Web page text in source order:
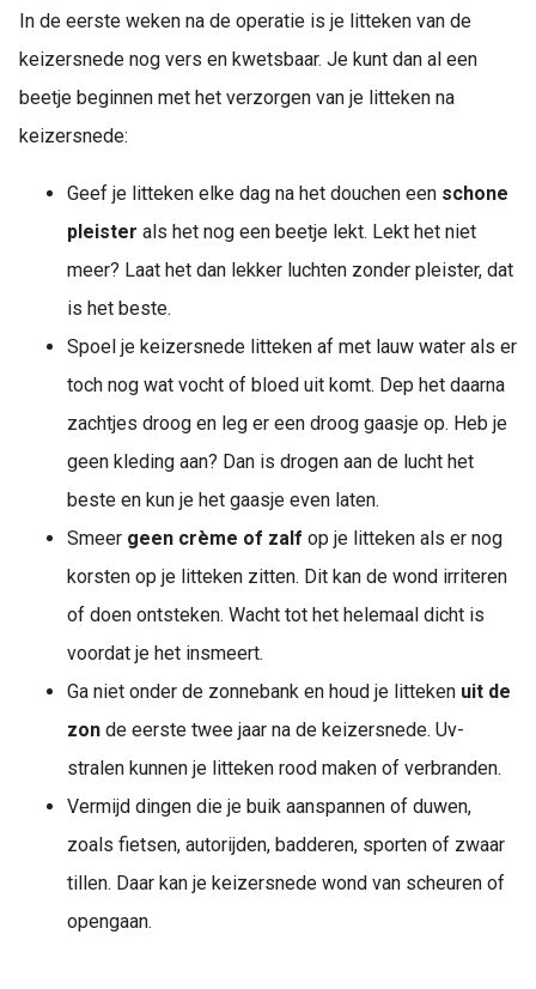
In de eerste weken na de operatie is je litteken van de
keizersnede nog vers en kwetsbaar. Je kunt dan al een
beetje beginnen met het verzorgen van je litteken na
keizersnede:
Geef je litteken elke dag na het douchen een schone
pleister als het nog een beetje lekt. Lekt het niet
meer? Laat het dan lekker luchten zonder pleister, dat
is het beste.
Spoel je keizersnede litteken af met lauw water als er
toch nog wat vocht of bloed uit komt. Dep het daarna
zachtjes droog en leg er een droog gaasje op. Heb je
geen kleding aan? Dan is drogen aan de lucht het
beste en kun je het gaasje even laten.
Smeer geen crème of zalf op je litteken als er nog
korsten op je litteken zitten. Dit kan de wond irriteren
of doen ontsteken. Wacht tot het helemaal dicht is
voordat je het insmeert.
Ga niet onder de zonnebank en houd je litteken uit de
zon de eerste twee jaar na de keizersnede. Uv-
stralen kunnen je litteken rood maken of verbranden.
Vermijd dingen die je buik aanspannen of duwen,
zoals fietsen, autorijden, badderen, sporten of zwaar
tillen. Daar kan je keizersnede wond van scheuren of
opengaan.